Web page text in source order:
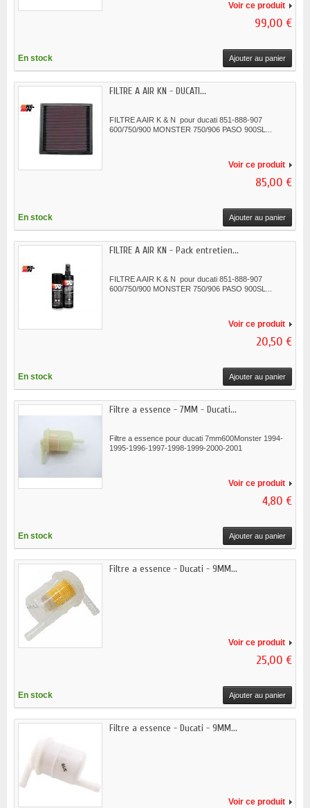
Voir ce produit
99,00 €
En stock Ajouter au panier
FILTRE A AIR KN - DUCATI...
FILTRE A AIR K & N pour ducati 851-888-907
600/750/900 MONSTER 750/906 PASO 900SL...
Voir ce produit
85,00 €
En stock Ajouter au panier
FILTRE A AIR KN - Pack entretien...
FILTRE A AIR K & N pour ducati 851-888-907
600/750/900 MONSTER 750/906 PASO 900SL...
Voir ce produit
20,50 €
En stock Ajouter au panier
Filtre a essence - 7MM - Ducati...
Filtre a essence pour ducati 7mm600Monster 1994-
1995-1996-1997-1998-1999-2000-2001
Voir ce produit
4,80 €
En stock Ajouter au panier
Filtre a essence - Ducati - 9MM...
Voir ce produit
25,00 €
En stock Ajouter au panier
Filtre a essence - Ducati - 9MM...
Voir ce produit